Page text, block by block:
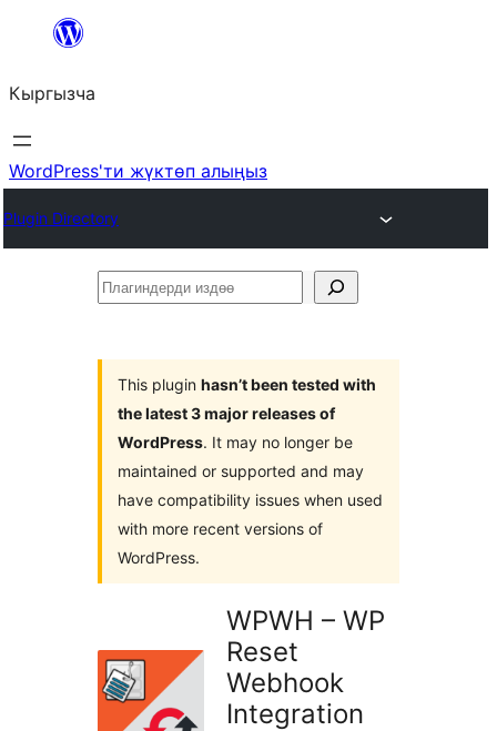
Мазмунга
Кыргызча
WordPress'ти жүктөп алыңыз
Plugin Directory
Плагиндерди
This plugin hasn’t been tested with
the latest 3 major releases of
WordPress. It may no longer be
maintained or supported and may
have compatibility issues when used
with more recent versions of
WordPress.
WPWH – WP
Reset
Webhook
Integration